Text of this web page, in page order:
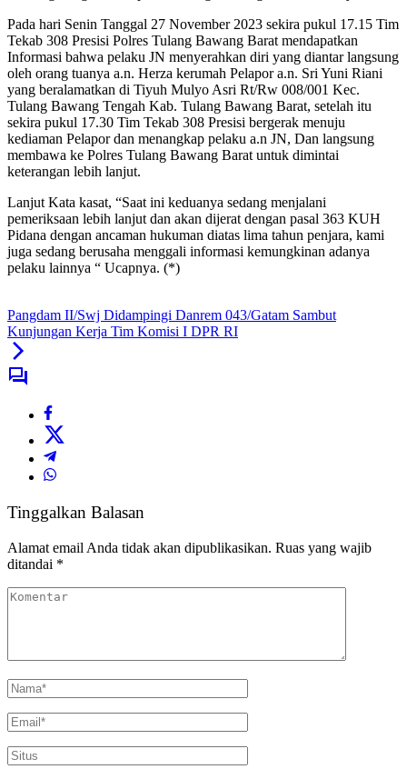
Pada hari Senin Tanggal 27 November 2023 sekira pukul 17.15 Tim
Tekab 308 Presisi Polres Tulang Bawang Barat mendapatkan
Informasi bahwa pelaku JN menyerahkan diri yang diantar langsung
oleh orang tuanya a.n. Herza kerumah Pelapor a.n. Sri Yuni Riani
yang beralamatkan di Tiyuh Mulyo Asri Rt/Rw 008/001 Kec.
Tulang Bawang Tengah Kab. Tulang Bawang Barat, setelah itu
sekira pukul 17.30 Tim Tekab 308 Presisi bergerak menuju
kediaman Pelapor dan menangkap pelaku a.n JN, Dan langsung
membawa ke Polres Tulang Bawang Barat untuk dimintai
keterangan lebih lanjut.
Lanjut Kata kasat, “Saat ini keduanya sedang menjalani
pemeriksaan lebih lanjut dan akan dijerat dengan pasal 363 KUH
Pidana dengan ancaman hukuman diatas lima tahun penjara, kami
juga sedang berusaha menggali informasi kemungkinan adanya
pelaku lainnya “ Ucapnya. (*)
Pangdam II/Swj Didampingi Danrem 043/Gatam Sambut
Kunjungan Kerja Tim Komisi I DPR RI
Tinggalkan Balasan
Alamat email Anda tidak akan dipublikasikan. Ruas yang wajib
ditandai *